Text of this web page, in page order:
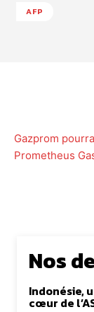
AFP
Gazprom
Prometheus
Nos
Indonésie,
cœur de